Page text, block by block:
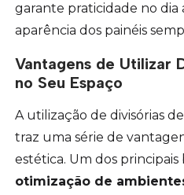
garante praticidade no dia
aparência dos painéis
Vantagens de Utilizar
no Seu Espaço
A utilização de divisórias
traz uma série de
estética. Um dos principais
otimização de